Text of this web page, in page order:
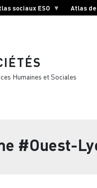
sociaux ESO Atlas
Humaines et Sociales
#Ouest-